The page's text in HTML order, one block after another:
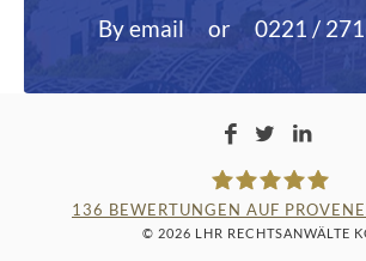
By email or 0221 /
136 BEWERTUNGEN AUF
© 2026 LHR RECHTSANWÄLTE